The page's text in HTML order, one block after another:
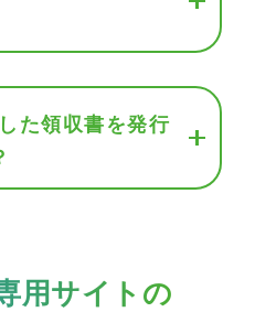
た領収書を発行
用サイトの